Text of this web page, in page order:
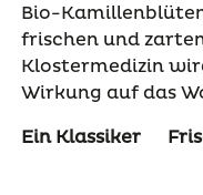
Bio-
frischen und
Klostermedizin
Wirkung auf das
Ein Klassiker